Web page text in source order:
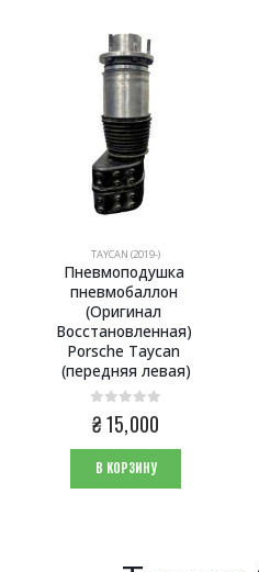
TAYCAN (2019-)
Пневмоподушка
пневмобаллон
(Оригинал
Восстановленная)
Porsche Taycan
(передняя левая)
₴15,000
В КОРЗИНУ